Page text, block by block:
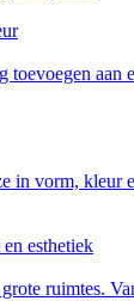
in vorm, kleur
esthetiek
ruimtes.